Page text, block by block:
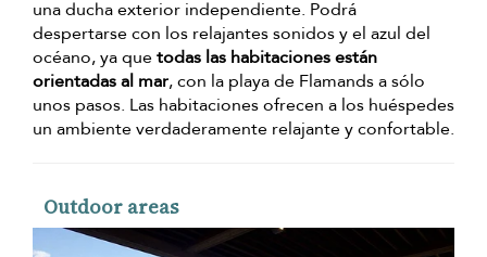
una ducha exterior independiente. Podrá
despertarse con los relajantes sonidos y el azul del
océano, ya quetodas las habitaciones están
orientadas al mar, con la playa de Flamands a sólo
unos pasos. Las habitaciones ofrecen a los huéspedes
un ambiente verdaderamente relajante y confortable.
Outdoor areas